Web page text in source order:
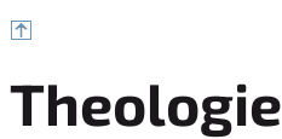
Theologie